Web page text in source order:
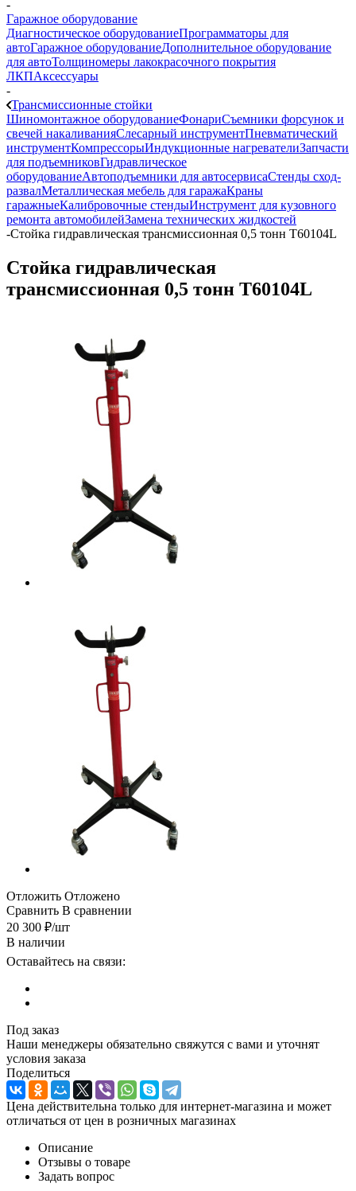
-
Гаражное оборудование
Диагностическое оборудованиеПрограмматоры для
автоГаражное оборудованиеДополнительное оборудование
для автоТолщиномеры лакокрасочного покрытия
ЛКПАксессуары
-
Трансмиссионные стойки
Шиномонтажное оборудованиеФонариСъемники форсунок и
свечей накаливанияСлесарный инструментПневматический
инструментКомпрессорыИндукционные нагревателиЗапчасти
для подъемниковГидравлическое
оборудованиеАвтоподъемники для автосервисаСтенды сход-
развалМеталлическая мебель для гаражаКраны
гаражныеКалибровочные стендыИнструмент для кузовного
ремонта автомобилейЗамена технических жидкостей
-Стойка гидравлическая трансмиссионная 0,5 тонн Т60104L
Стойка гидравлическая
трансмиссионная 0,5 тонн Т60104L
Отложить Отложено
Сравнить В сравнении
20 300 ₽/шт
В наличии
Оставайтесь на связи:
Под заказ
Наши менеджеры обязательно свяжутся с вами и уточнят
условия заказа
Поделиться
Цена действительна только для интернет-магазина и может
отличаться от цен в розничных магазинах
Описание
Отзывы о товаре
Задать вопрос